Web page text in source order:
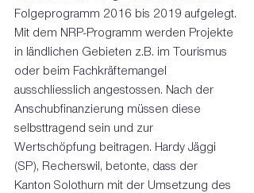
Folgeprogramm 2016 bis 2019 aufgelegt.
Mit dem NRP-Programm werden Projekte
in ländlichen Gebieten z.B. im Tourismus
oder beim Fachkräftemangel
ausschliesslich angestossen. Nach der
Anschubfinanzierung müssen diese
selbsttragend sein und zur
Wertschöpfung beitragen. Hardy Jäggi
(SP), Recherswil, betonte, dass der
Kanton Solothurn mit der Umsetzung des